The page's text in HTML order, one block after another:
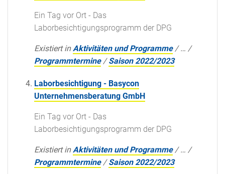
Ein Tag vor Ort - Das
Laborbesichtigungsprogramm der DPG
Existiert in Aktivitäten und Programme /… /
Programmtermine /Saison 2022/2023
Laborbesichtigung - Basycon
Unternehmensberatung GmbH
Ein Tag vor Ort - Das
Laborbesichtigungsprogramm der DPG
Existiert in Aktivitäten und Programme /… /
Programmtermine /Saison 2022/2023